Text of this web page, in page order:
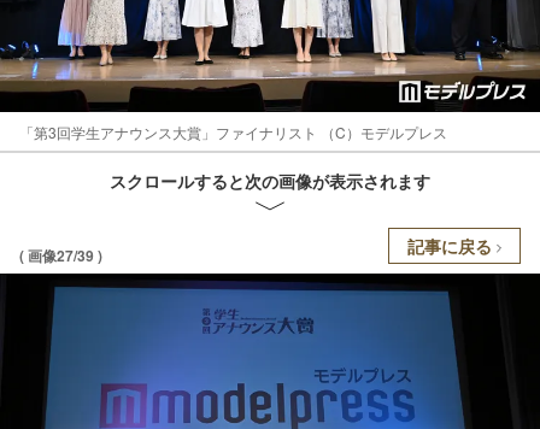
「第3回学生アナウンス大賞」ファイナリスト （C）モデルプレス
スクロールすると次の画像が表示されます
( 画像27/39 ) 記事に戻る